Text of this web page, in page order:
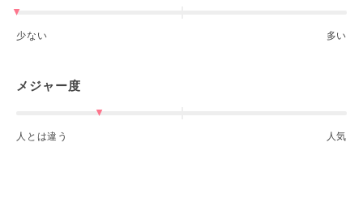
少ない 多い
メジャー度
人とは違う 人気